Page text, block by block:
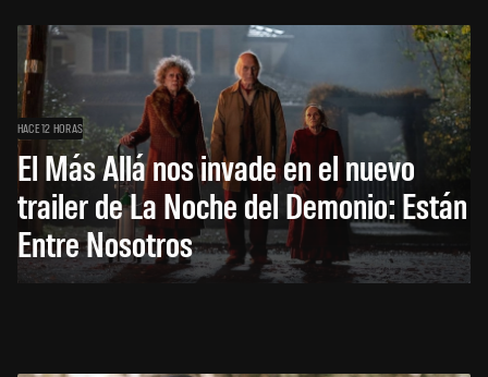
HACE 12 HORAS
El Más Allá nos invade en el nuevo
trailer de La Noche del Demonio: Están
Entre Nosotros